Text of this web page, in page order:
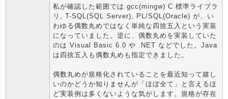
私が確認した範囲では gcc(mingw) C 標準ライブラ
リ, T-SQL(SQL Server), PL/SQL(Oracle) が、い
わゆる偶数丸めではなく単純な四捨五入という実装
になっていました。逆に、偶数丸めを実装していた
のは Visual Basic 6.0 や .NET などでした。Java
は四捨五入も偶数丸めも指定できました。
偶数丸めが規格化されていることを最近知って嬉し
いのかどうか知りませんが「ほぼ全て」と言えるほ
ど実装例は多くないような気がします。規格が存在